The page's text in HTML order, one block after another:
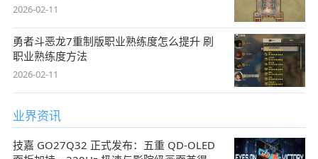
2026-02-11
勇者斗恶龙7重制版职业熟练度怎么提升 刷
职业熟练度方法
2026-02-11
业界资讯
技嘉 GO27Q32 正式发布：五重 QD-OLED